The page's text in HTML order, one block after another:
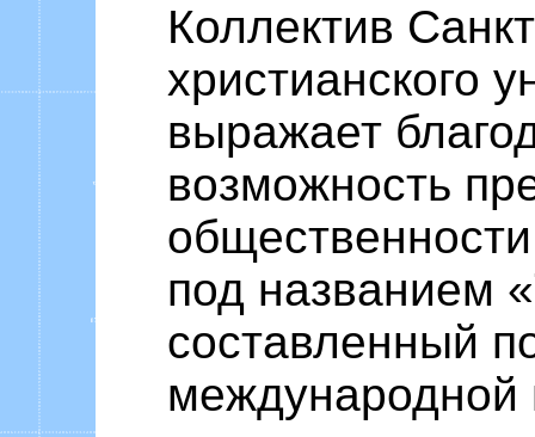
Коллектив
христианского
выражает
возможность
под названием
составленный
международной